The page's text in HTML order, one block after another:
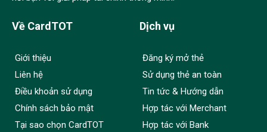
Về CardTOT
Giới thiệu
Liên hệ
Điều khoản sử dụng
Chính sách bảo mật
Tại sao chọn CardTOT
Dịch vụ
Đăng ký mở thẻ
Sử dụng thẻ an toàn
Tin tức & Hướng dẫn
Hợp tác với Merchant
Hợp tác với Bank